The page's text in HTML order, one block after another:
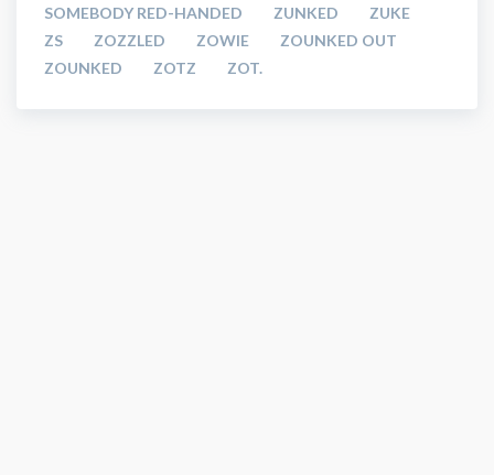
SOMEBODY RED-HANDED
ZUNKED
ZUKE
ZS
ZOZZLED ZOWIE
ZOUNKED OUT
ZOUNKED
ZOTZ ZOT.